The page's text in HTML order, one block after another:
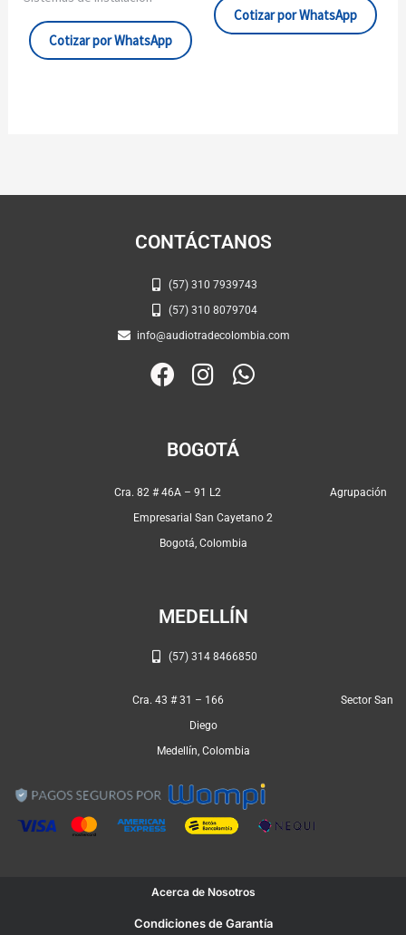
Cotizar por WhatsApp
Cotizar por WhatsApp
CONTÁCTANOS
(57) 310 7939743
(57) 310 8079704
info@audiotradecolombia.com
F
e
o
o
k
I
t
g
r
a
W
p
p
BOGOTÁ
Cra. 82 # 46A – 91 L2 Agrupación
Empresarial San Cayetano 2
Bogotá, Colombia
MEDELLÍN
(57) 314 8466850
Cra. 43 # 31 – 166 Sector San
Diego
Medellín, Colombia
Acerca de Nosotros
Condiciones de Garantía